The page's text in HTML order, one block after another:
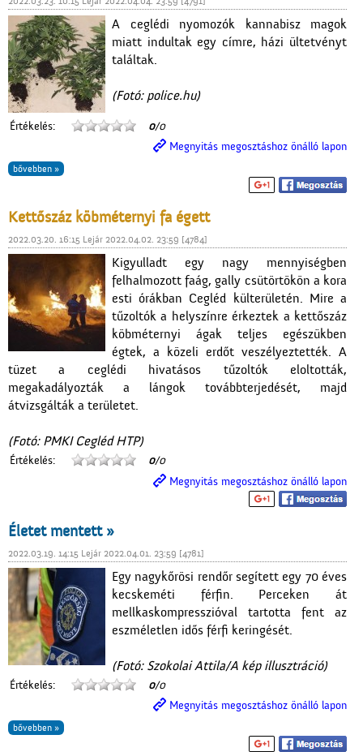
A ceglédi nyomozók kannabisz magok
miatt indultak egy címre, házi ültetvényt
találtak.
(Fotó: police.hu)
Értékelés: 0/0
Megnyitás megosztáshoz önálló lapon
bővebben »
Kettőszáz köbméternyi fa égett
2022.03.20. 16:15 Lejár 2022.04.02. 23:59 [4784]
Kigyulladt egy nagy mennyiségben
felhalmozott faág, gally csütörtökön a kora
esti órákban Cegléd külterületén. Mire a
tűzoltók a helyszínre érkeztek a kettőszáz
köbméternyi ágak teljes egészükben
égtek, a közeli erdőt veszélyeztették. A
tüzet a ceglédi hivatásos tűzoltók eloltották,
megakadályozták a lángok továbbterjedését, majd
átvizsgálták a területet.
(Fotó: PMKI Cegléd HTP)
Értékelés: 0/0
Megnyitás megosztáshoz önálló lapon
Életet mentett »
2022.03.19. 14:15 Lejár 2022.04.01. 23:59 [4781]
Egy nagykőrösi rendőr segített egy 70 éves
kecskeméti férfin. Perceken át
mellkaskompresszióval tartotta fent az
eszméletlen idős férfi keringését.
(Fotó: Szokolai Attila/A kép illusztráció)
Értékelés: 0/0
Megnyitás megosztáshoz önálló lapon
bővebben »